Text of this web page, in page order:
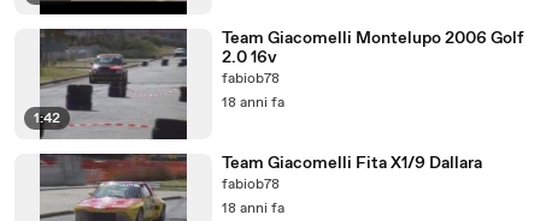
1:42
Team Giacomelli Montelupo 2006 Golf
2.0 16v
fabiob78
18 anni fa
Team Giacomelli Fita X1/9 Dallara
fabiob78
18 anni fa